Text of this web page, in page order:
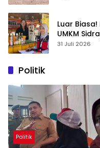
Luar
UMKM
Hari
31 Juli 2026
Politik
Politik